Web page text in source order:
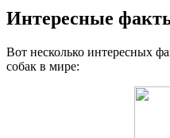
Интересные
Вот несколько интересных
собак в мире: